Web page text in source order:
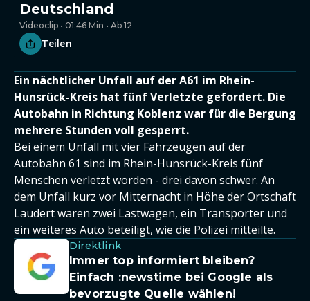
Deutschland
Videoclip • 01:46 Min • Ab 12
Teilen
Ein nächtlicher Unfall auf der A61 im Rhein-
Hunsrück-Kreis hat fünf Verletzte gefordert. Die
Autobahn in Richtung Koblenz war für die Bergung
mehrere Stunden voll gesperrt.
Bei einem Unfall mit vier Fahrzeugen auf der
Autobahn 61 sind im Rhein-Hunsrück-Kreis fünf
Menschen verletzt worden - drei davon schwer. An
dem Unfall kurz vor Mitternacht in Höhe der Ortschaft
Laudert waren zwei Lastwagen, ein Transporter und
ein weiteres Auto beteiligt, wie die Polizei mitteilte.
Direktlink
Immer top informiert bleiben?
Einfach :newstime bei Google als
bevorzugte Quelle wählen!